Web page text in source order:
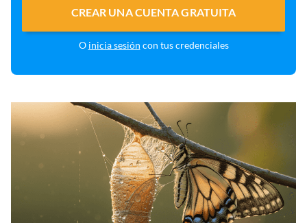
CREAR UNA CUENTA GRATUITA
O inicia sesión con tus credenciales